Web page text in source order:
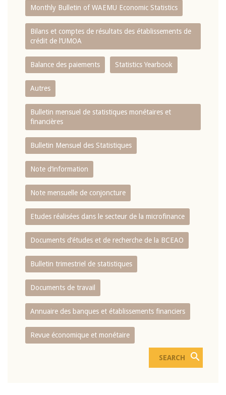
Monthly Bulletin of WAEMU Economic Statistics
Bilans et comptes de résultats des établissements de
crédit de l‘UMOA
Balance des paiements Statistics Yearbook
Autres
Bulletin mensuel de statistiques monétaires et
financières
Bulletin Mensuel des Statistiques
Note d’information
Note mensuelle de conjoncture
Etudes réalisées dans le secteur de la microfinance
Documents d’études et de recherche de la BCEAO
Bulletin trimestriel de statistiques
Documents de travail
Annuaire des banques et établissements financiers
Revue économique et monétaire